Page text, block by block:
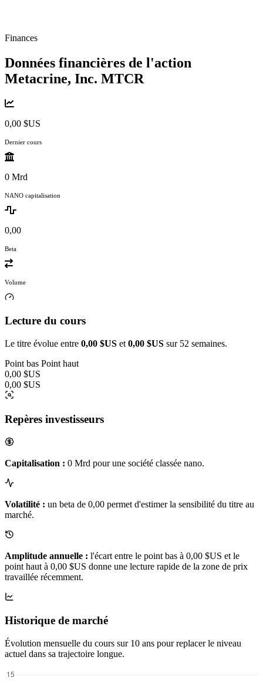
Finances
Données financières de l'action
Metacrine, Inc. MTCR
0,00 $US
Dernier cours
0 Mrd
NANO capitalisation
0,00
Beta
Volume
Lecture du cours
Le titre évolue entre 0,00 $US et 0,00 $US sur 52 semaines.
Point bas Point haut
0,00 $US
0,00 $US
Repères investisseurs
Capitalisation : 0 Mrd pour une société classée nano.
Volatilité : un beta de 0,00 permet d'estimer la sensibilité du titre au
marché.
Amplitude annuelle : l'écart entre le point bas à 0,00 $US et le
point haut à 0,00 $US donne une lecture rapide de la zone de prix
travaillée récemment.
Historique de marché
Évolution mensuelle du cours sur 10 ans pour replacer le niveau
actuel dans sa trajectoire longue.